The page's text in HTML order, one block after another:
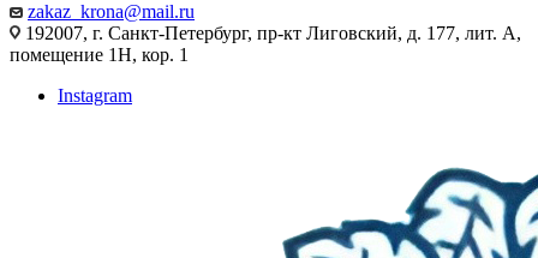
zakaz_krona@mail.ru
192007, г. Санкт-Петербург, пр-кт Лиговский, д. 177, лит. А,
помещение 1Н, кор. 1
Instagram